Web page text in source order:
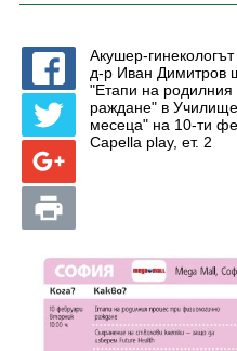
Акушер-
д-р Иван Димитров
"Етапи на
раждане" в
месеца" на 10-ти
Capella play, ет. 2